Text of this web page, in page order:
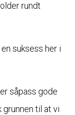
rundt
suksess her i
såpass gode
grunnen til at vi